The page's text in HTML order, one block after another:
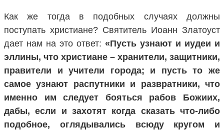
Как же тогда в подобных случаях должны
поступать христиане? Святитель Иоанн Златоуст
дает нам на это ответ: «Пусть узнают и иудеи и
эллины, что христиане – хранители, защитники,
правители и учители города; и пусть то же
самое узнают распутники и развратники, что
именно им следует бояться рабов Божиих,
дабы, если и захотят когда сказать что-либо
подобное, оглядывались всюду кругом и